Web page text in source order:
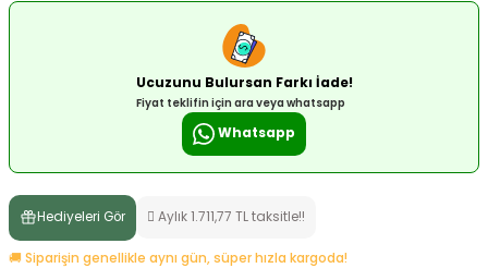
Ucuzunu Bulursan Farkı İade!
Fiyat teklifin için ara veya whatsapp
Whatsapp
Hediyeleri Gör Aylık 1.711,77 TL taksitle!!
🚚 Siparişin genellikle aynı gün, süper hızla kargoda!